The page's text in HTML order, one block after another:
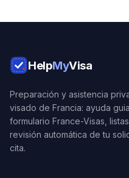
HelpMyVisa
Preparación y asistencia
visado de Francia: ayuda
formulario France-Visas,
revisión automática de tu
cita.